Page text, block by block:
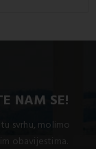
NAM SE!
svrhu, molimo
obavijestima.